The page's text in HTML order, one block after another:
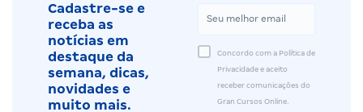
Cadastre-se e
receba as
notícias em
destaque da
semana, dicas,
novidades e
muito mais.
Concordo com a Política de
Privacidade e aceito
receber comunicações do
Gran Cursos Online.